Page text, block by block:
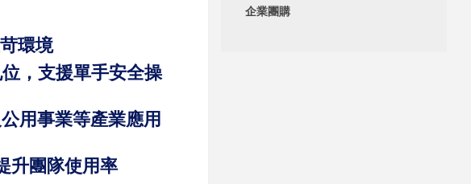
環境
，支援單手安全操
用事業等產業應用
升團隊使用率
企業團購